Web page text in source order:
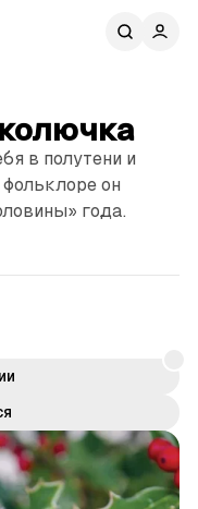
в полутени и
он
года.